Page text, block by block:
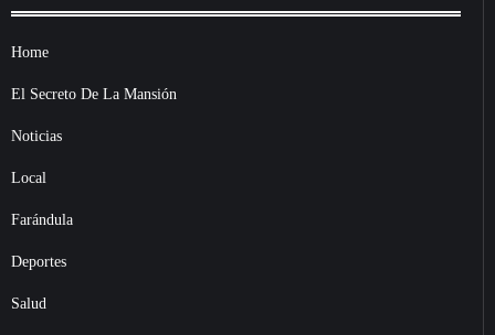
Home
El Secreto De La Mansión
Noticias
Local
Farándula
Deportes
Salud